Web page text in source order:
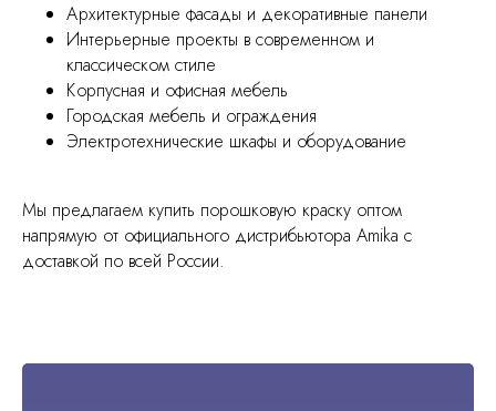
Архитектурные фасады и декоративные панели
Интерьерные проекты в современном и
классическом стиле
Корпусная и офисная мебель
Городская мебель и ограждения
Электротехнические шкафы и оборудование
Мы предлагаем купить порошковую краску оптом
напрямую от официального дистрибьютора Amika с
доставкой по всей России.